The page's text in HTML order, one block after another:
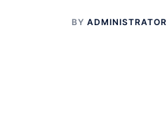
BY ADMINISTRATOR